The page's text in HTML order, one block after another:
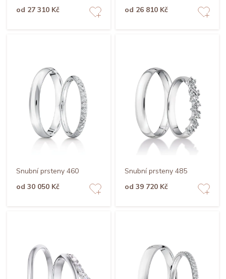
od 27 310 Kč
od 26 810 Kč
Snubní prsteny 460
od 30 050 Kč
Snubní prsteny 485
od 39 720 Kč